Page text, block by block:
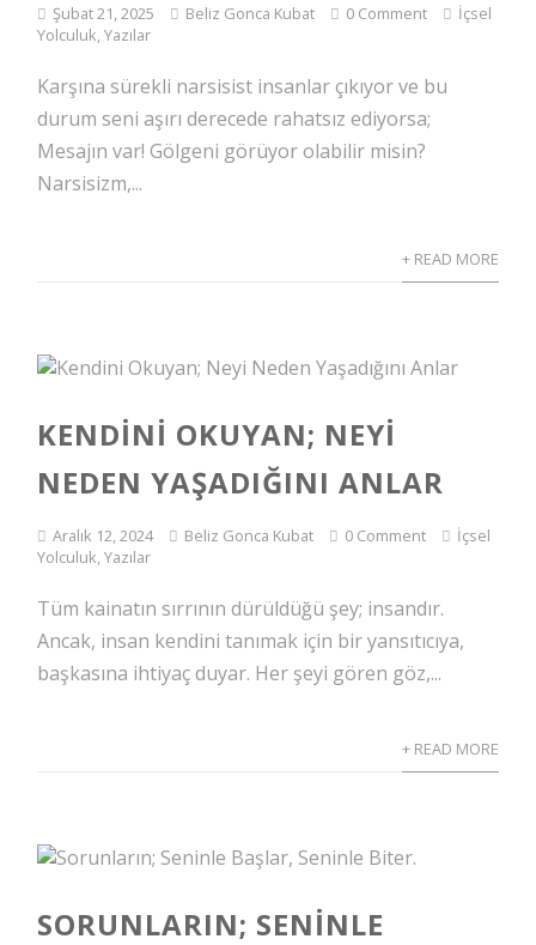
Şubat 21, 2025 Beliz Gonca Kubat 0 Comment
İçsel
Yolculuk,Yazılar
Karşına sürekli narsisist insanlar çıkıyor ve bu
durum seni aşırı derecede rahatsız ediyorsa;
Mesajın var! Gölgeni görüyor olabilir misin?
Narsisizm,...
+ READ MORE
KENDINI OKUYAN; NEYI
NEDEN YAŞADIĞINI ANLAR
Aralık 12, 2024 Beliz Gonca Kubat 0 Comment
İçsel
Yolculuk,Yazılar
Tüm kainatın sırrının dürüldüğü şey; insandır.
Ancak, insan kendini tanımak için bir yansıtıcıya,
başkasına ihtiyaç duyar. Her şeyi gören göz,...
+ READ MORE
SORUNLARIN; SENINLE